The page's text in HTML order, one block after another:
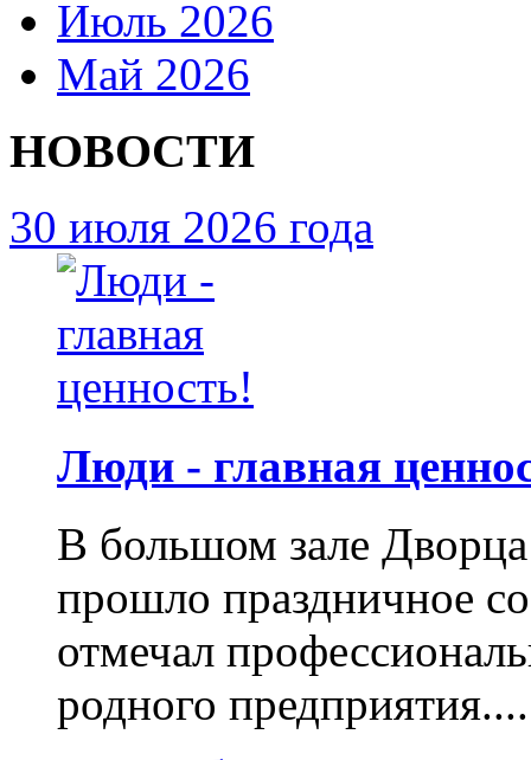
Июль 2026
Май 2026
НОВОСТИ
30 июля 2026 года
Люди - главная
В большом зале
прошло праздничное
отмечал
родного предприятия....